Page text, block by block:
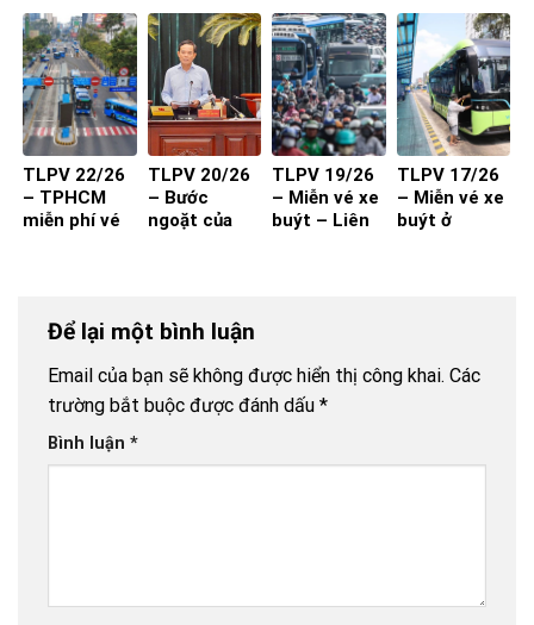
kiểm?
Dựng đến
các DN/HTX
2027 đạt
hiệu quả?
kèm chất
lượng và
thuận tiện
TLPV 22/26
– TPHCM
miễn phí vé
buýt đột
TLPV 20/26
– Bước
ngoặt của
TLPV 19/26
– Miễn vé xe
buýt – Liên
TLPV 17/26
– Miễn vé xe
buýt ở
Để lại một bình luận
Email của bạn sẽ không được hiển thị công khai. Các
trường bắt buộc được đánh dấu *
Bình luận *